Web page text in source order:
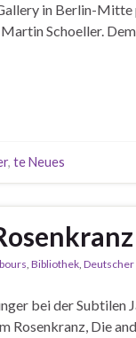
in Berlin-Mitte
Schoeller.
, te Neues
, Bibliothek, Deutscher
bei der Subtilen
Die